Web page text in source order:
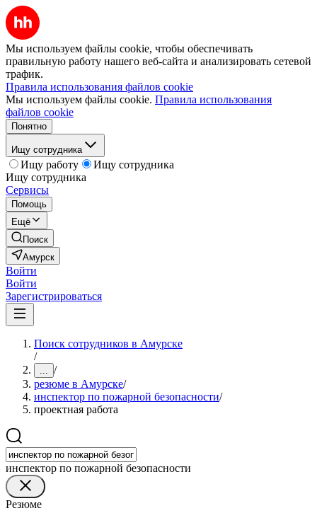
Мы используем файлы cookie, чтобы обеспечивать
правильную работу нашего веб-сайта и анализировать сетевой
трафик.
Правила использования файлов cookie
Мы используем файлы cookie. Правила использования
файлов cookie
Понятно
Ищу сотрудника
Ищу работу
Ищу сотрудника
Ищу сотрудника
Сервисы
Помощь
Ещё
Поиск
Амурск
Войти
Войти
Зарегистрироваться
Поиск сотрудников в Амурске
/
... /
резюме в Амурске/
инспектор по пожарной безопасности/
проектная работа
инспектор по пожарной безопасности
Резюме